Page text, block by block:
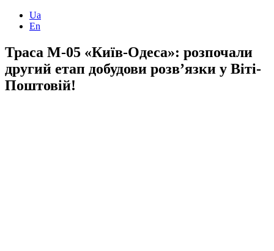
Ua
En
Траса М-05 «Київ-Одеса»: розпочали
другий етап добудови розв’язки у Віті-
Поштовій!